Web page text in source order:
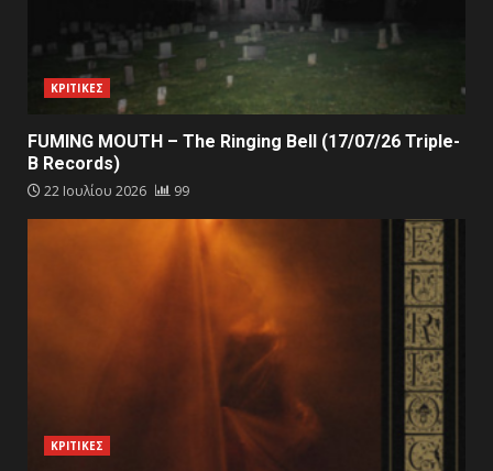
ΚΡΙΤΙΚΕΣ
FUMING MOUTH – The Ringing Bell (17/07/26 Triple-
B Records)
22 Ιουλίου 2026 99
ΚΡΙΤΙΚΕΣ